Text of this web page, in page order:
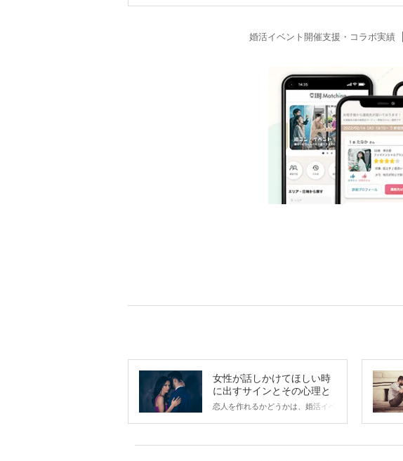
婚活イベント開催支援・コラボ実績
女性が話しかけてほしい時
に出すサインとその心理と
は？
恋人を作れるかどうかは、婚活イベ